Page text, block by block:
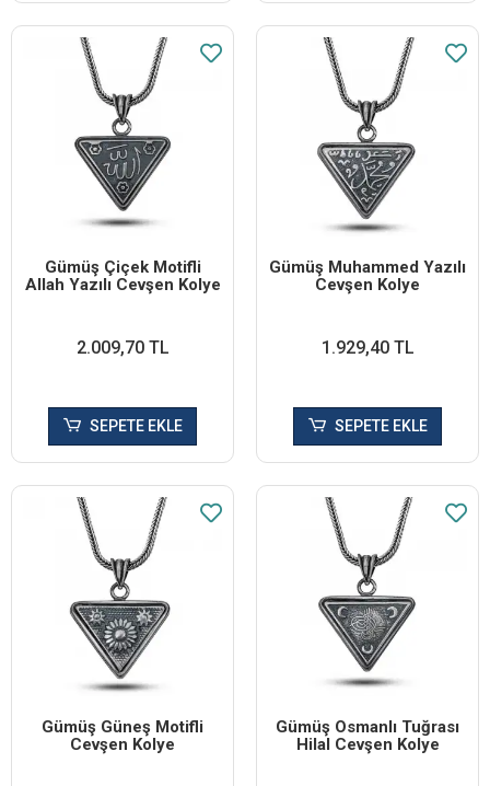
Gümüş Çiçek Motifli
Allah Yazılı Cevşen Kolye
2.009,70 TL
SEPETE EKLE
Gümüş Muhammed Yazılı
Cevşen Kolye
1.929,40 TL
SEPETE EKLE
Gümüş Güneş Motifli
Cevşen Kolye
Gümüş Osmanlı Tuğrası
Hilal Cevşen Kolye